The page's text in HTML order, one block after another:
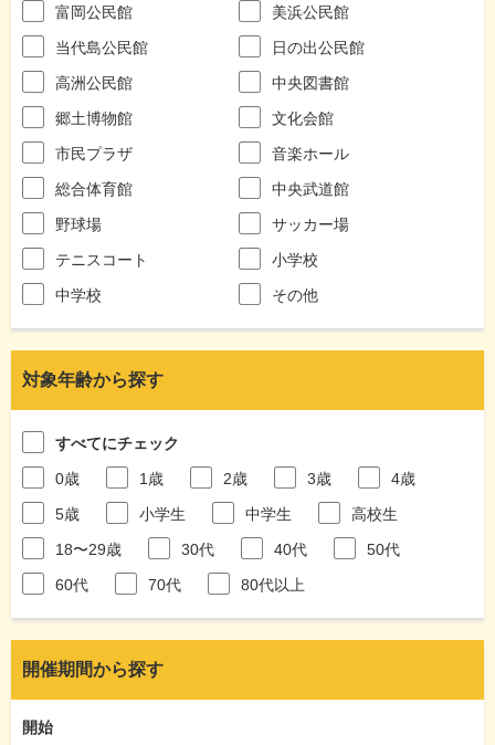
富岡公民館
美浜公民館
当代島公民館
日の出公民館
高洲公民館
中央図書館
郷土博物館
文化会館
市民プラザ
音楽ホール
総合体育館
中央武道館
野球場
サッカー場
テニスコート
小学校
中学校
その他
対象年齢から探す
すべてにチェック
0歳
1歳 2歳 3歳
4歳
5歳
小学生 中学生
高校生
18〜29歳
30代 40代
50代
60代
70代 80代以上
開催期間から探す
開始